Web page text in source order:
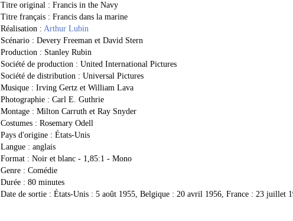
Titre original : Francis in the Navy
Titre français : Francis dans la marine
Réalisation : Arthur Lubin
Scénario : Devery Freeman et David Stern
Production : Stanley Rubin
Société de production : United International Pictures
Société de distribution : Universal Pictures
Musique : Irving Gertz et William Lava
Photographie : Carl E. Guthrie
Montage : Milton Carruth et Ray Snyder
Costumes : Rosemary Odell
Pays d'origine : États-Unis
Langue : anglais
Format : Noir et blanc - 1,85:1 - Mono
Genre : Comédie
Durée : 80 minutes
Date de sortie : États-Unis : 5 août 1955, Belgique : 20 avril 1956, France : 23 juillet